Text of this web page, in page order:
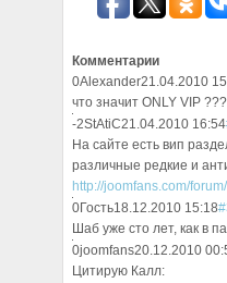
Комментарии
0Alexander21.04.2010
что значит ONLY VIP
-2StAtiC21.04.2010 16:54
На сайте есть вип
различные редкие и
http://joomfans.com/
0Гость18.12.2010 15:18
Шаб уже сто лет, как в
0joomfans20.12.2010
Цитирую Калл: